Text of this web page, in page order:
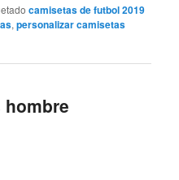
camisetas de futbol 2019
,personalizar camisetas